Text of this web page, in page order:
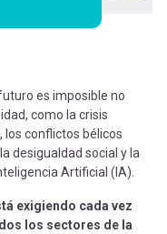
es imposible no
como la crisis
los conflictos bélicos
desigualdad social y la
Artificial (IA).
exigiendo cada vez
los sectores de la